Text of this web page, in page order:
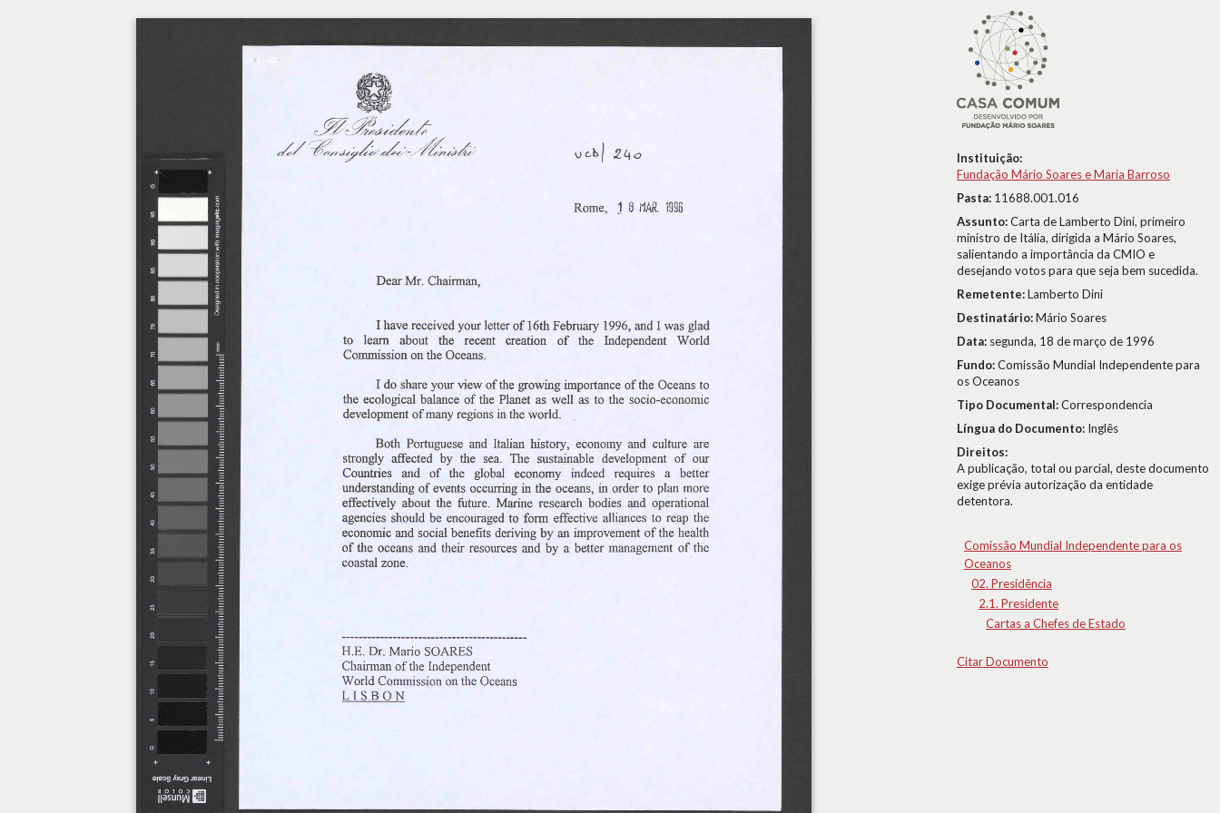
Instituição:
Fundação Mário Soares e Maria Barroso
Pasta: 11688.001.016
Assunto:Carta de Lamberto Dini, primeiro
ministro de Itália, dirigida a Mário Soares,
salientando a importância da CMIO e
desejando votos para que seja bem sucedida.
Remetente:Lamberto Dini
Destinatário:Mário Soares
Data: segunda, 18 de março de 1996
Fundo:Comissão Mundial Independente para
os Oceanos
Tipo Documental:Correspondencia
Língua do Documento: Inglês
Direitos:
A publicação, total ou parcial, deste documento
exige prévia autorização da entidade
detentora.
Comissão Mundial Independente para os
Oceanos
02. Presidência
2.1. Presidente
Cartas a Chefes de Estado
Citar Documento